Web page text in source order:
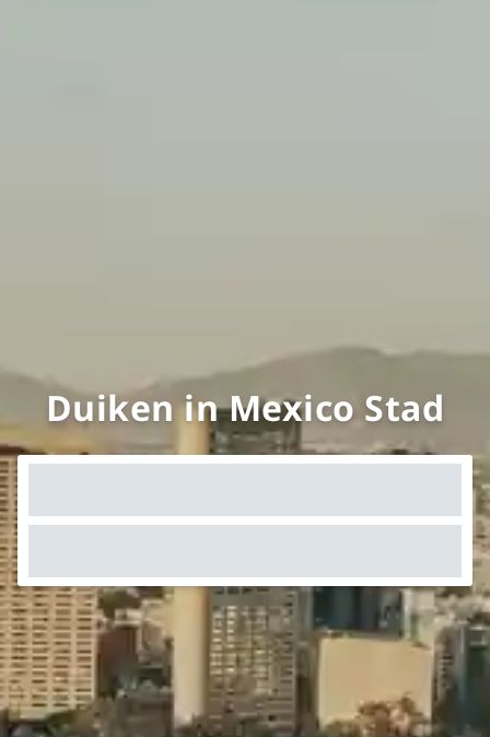
Duiken in Mexico Stad